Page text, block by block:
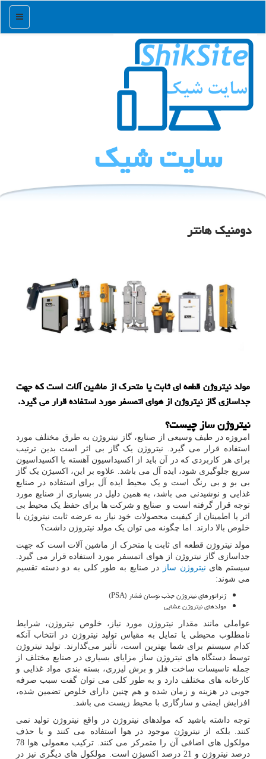
منو
سایت شیك
دومنیک هانتر
مولد نیتروژن قطعه ای ثابت یا متحرک از ماشین آلات است که جهت
جداسازی گاز نیتروژن از هوای اتمسفر مورد استفاده قرار می گیرد.
نیتروژن ساز چیست؟
امروزه در طیف وسیعی از صنایع، گاز نیتروژن به طرق مختلف مورد
استفاده قرار می گیرد. نیتروژن یک گاز بی اثر است بدین ترتیب
برای هر کاربردی که در آن باید از اکسیداسیون آهسته یا اکسیداسیون
سریع جلوگیری شود، ایده آل می باشد. علاوه بر این، اکسیژن یک گاز
بی بو و بی رنگ است و یک محیط ایده آل برای استفاده در صنایع
غذایی و نوشیدنی می باشد، به همین دلیل در بسیاری از صنایع مورد
توجه قرار گرفته است و صنایع و شرکت ها برای حفظ یک محیط بی
اثر یا اطمینان از کیفیت محصولات خود نیاز به عرضه ثابت نیتروژن با
خلوص بالا دارند. اما چگونه می توان یک مولد نیتروژن داشت؟
مولد نیتروژن قطعه ای ثابت یا متحرک از ماشین آلات است که جهت
جداسازی گاز نیتروژن از هوای اتمسفر مورد استفاده قرار می گیرد.
سیستم های نیتروژن ساز
در صنایع به طور کلی به دو دسته تقسیم
می شوند:
ژنراتورهای نیتروژن جذب نوسان فشار (PSA
)
مولدهای نیتروژن غشایی
عواملی مانند مقدار نیتروژن مورد نیاز، خلوص نیتروژن، شرایط
نامطلوب محیطی یا تمایل به مقیاس تولید نیتروژن در انتخاب آنکه
کدام سیستم برای شما بهترین است، تأثیر می‌گذارند. تولید نیتروژن
توسط دستگاه های نیتروژن ساز مزایای بسیاری در صنایع مختلف از
جمله تاسیسات ساخت فلز و برش لیزری، بسته بندی مواد غذایی و
کارخانه های مختلف دارد و به طور کلی می توان گفت سبب صرفه
جویی در هزینه و زمان شده و هم چنین دارای خلوص تضمین شده،
افزایش ایمنی و سازگاری با محیط زیست می باشد.
توجه داشته باشید که مولدهای نیتروژن در واقع نیتروژن تولید نمی
کنند. بلکه از نیتروژن موجود در هوا استفاده می کنند و با حذف
مولکول های اضافی آن را متمرکز می کنند. ترکیب معمولی هوا 78
درصد نیتروژن و 21 درصد اکسیژن است. مولکول های دیگری نیز در